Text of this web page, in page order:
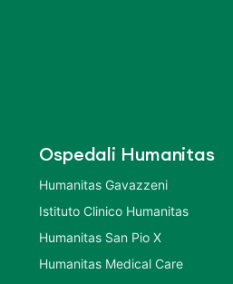
Ospedali Humanitas
Humanitas Gavazzeni
Istituto Clinico Humanitas
Humanitas San Pio X
Humanitas Medical Care